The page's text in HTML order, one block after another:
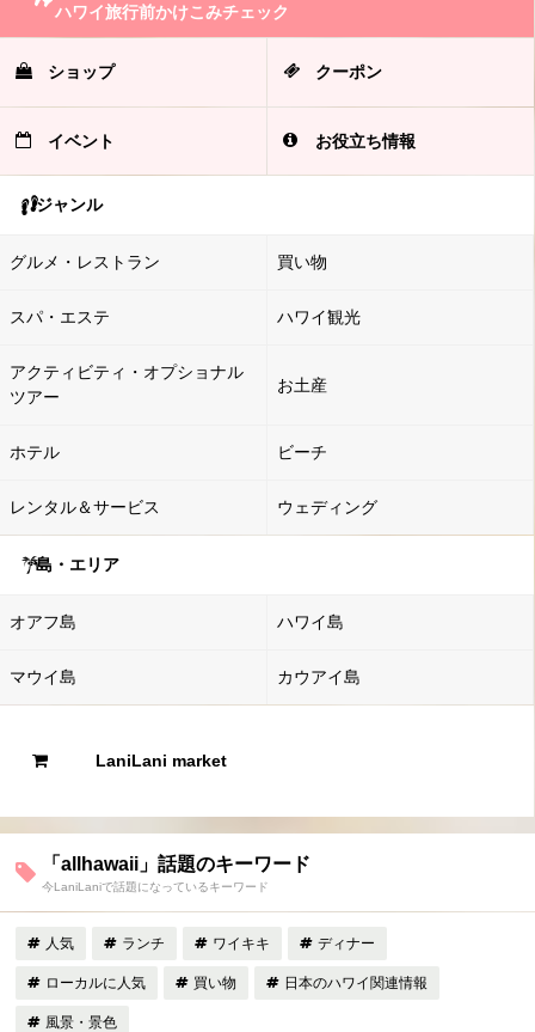
ハワイ旅行前かけこみチェック
ショップ クーポン
イベント お役立ち情報
ジャンル
グルメ・レストラン 買い物
スパ・エステ ハワイ観光
アクティビティ・オプショナル
ツアー
お土産
ホテル ビーチ
レンタル＆サービス ウェディング
島・エリア
オアフ島 ハワイ島
マウイ島 カウアイ島
LaniLani market
「allhawaii」話題のキーワード
今LaniLaniで話題になっているキーワード
人気 ランチ ワイキキ ディナー
ローカルに人気 買い物 日本のハワイ関連情報
風景・景色